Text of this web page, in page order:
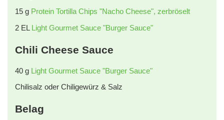
15 g Protein Tortilla Chips "Nacho Cheese", zerbröselt
2 EL Light Gourmet Sauce "Burger Sauce"
Chili Cheese Sauce
40 g Light Gourmet Sauce "Burger Sauce"
Chilisalz oder Chiligewürz & Salz
Belag